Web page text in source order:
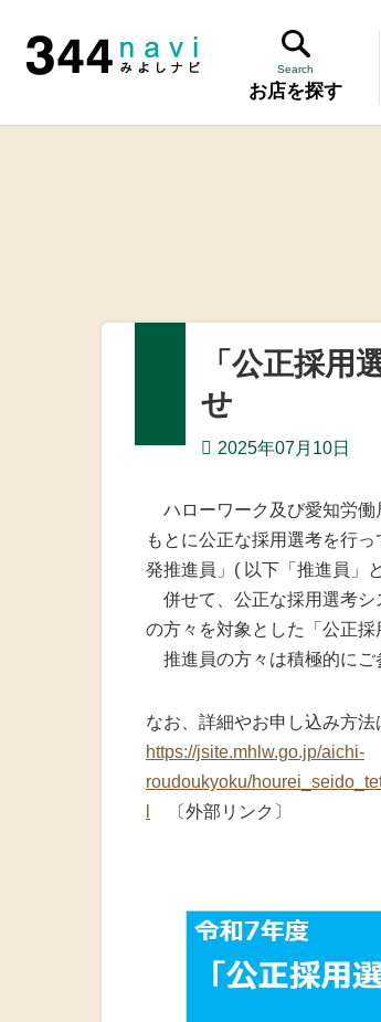
344 Navi
Search
お店を探す
「公正採用
せ
2025年07月10日
ハローワーク及び愛知労働
もとに公正な採用選考を行
発推進員」( 以下「推進員」
併せて、公正な採用選考シ
の方々を対象とした「公正採
推進員の方々は積極的にご
なお、詳細やお申し込み方法
https://jsite.mhlw.go.jp/aichi-
roudoukyoku/
〔外部リンク〕